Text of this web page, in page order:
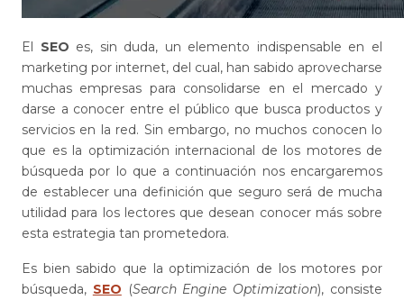
El SEO es, sin duda, un elemento indispensable en el
marketing por internet, del cual, han sabido aprovecharse
muchas empresas para consolidarse en el mercado y
darse a conocer entre el público que busca productos y
servicios en la red. Sin embargo, no muchos conocen lo
que es la optimización internacional de los motores de
búsqueda por lo que a continuación nos encargaremos
de establecer una definición que seguro será de mucha
utilidad para los lectores que desean conocer más sobre
esta estrategia tan prometedora.
Es bien sabido que la optimización de los motores por
búsqueda, SEO (Search Engine Optimization), consiste